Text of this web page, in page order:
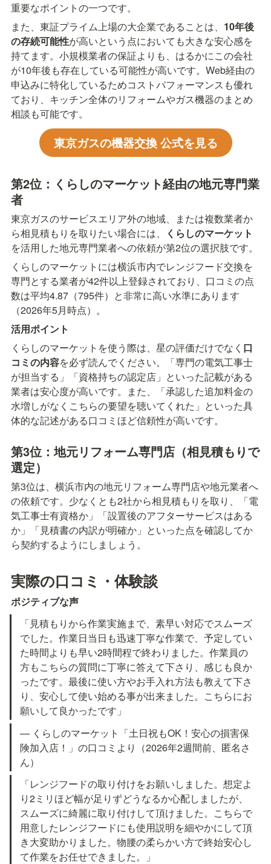
重要なポイントの一つです。
また、東証プライム上場の大企業であることは、 10年後
の存続可能性が高いという点においても大きな安心感を
持てます。小規模業者の保証よりも、はるかにこの会社
が10年後も存在している可能性が高いです。Web経由の
申込みに特化しているためコストパフォーマンスも優れ
ており、キッチン全体のリフォームやガス機器のまとめ
相談も可能です。
東京ガスの機器交換 公式を見る
第2位：くらしのマーケット経由の地元専門業
者
東京ガスのサービスエリア外の地域、または複数業者か
ら相見積もりを取りたい場合には、
くらしのマーケット
を活用した地元専門業者への依頼が第2位の選択肢です。
くらしのマーケットには横浜市内でレンジフード交換を
専門とする業者が42件以上登録されており、口コミの点
数は平均4.87（795件）と非常に高い水準にあります
（2026年5月時点）。
活用ポイント
くらしのマーケットを使う際は、星の評価だけでなく 口
コミの内容を必ず読んでください。「専門の電気工事士
が担当する」「資格持ちの認定店」といった記載がある
業者は安心度が高いです。また、「承認した追加料金の
水増しがなくこちらの要望を聴いてくれた」といった具
体的な記述がある口コミほど信頼性が高いです。
第3位：地元リフォーム専門店（相見積もりで
選定）
第3位は、横浜市内の地元リフォーム専門店や地元業者へ
の依頼です。少なくとも2社から相見積もりを取り、「電
気工事士有資格か」「設置後のアフターサービスはある
か」「見積書の内訳が明確か」といった点を確認してか
ら契約するようにしましょう。
実際の口コミ・体験談
ポジティブな声
「見積もりから作業実施まで、素早い対応でスムーズ
でした。作業日当日も迅速丁寧な作業で、予定してい
た時間よりも早い2時間程で終わりました。作業員の
方もこちらの質問に丁寧に答えて下さり、感じも良か
ったです。最後に使い方やお手入れ方法も教えて下さ
り、安心して使い始める事が出来ました。こちらにお
願いして良かったです」
— くらしのマーケット「土日祝もOK！安心の損害保
険加入店！」の口コミより（2026年2週間前、匿名さ
ん）
「レンジフードの取り付けをお願いしました。想定よ
り2ミリほど幅が足りずどうなるか心配しましたが、
スムーズに綺麗に取り付けして頂けました。こちらで
用意したレンジフードにも使用説明を細やかにして頂
き大変助かりました。物腰の柔らかい方で終始安心し
て作業をお任せできました。」